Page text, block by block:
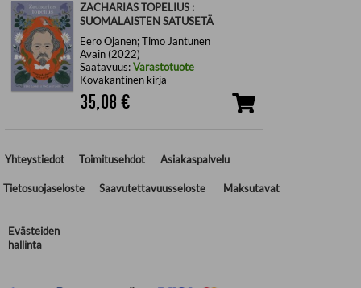
ZACHARIAS TOPELIUS :
SUOMALAISTEN SATUSETÄ
Eero Ojanen; Timo Jantunen
Avain (2022)
Saatavuus:Varastotuote
Kovakantinen kirja
35,08 €
Yhteystiedot Toimitusehdot Asiakaspalvelu
Tietosuojaseloste Saavutettavuusseloste Maksutavat
Evästeiden
hallinta